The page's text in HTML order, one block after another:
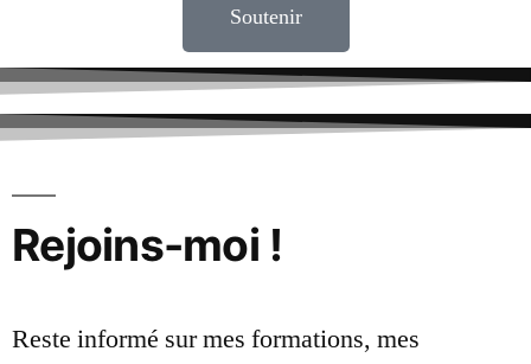
Soutenir
Rejoins-moi !
Reste informé sur mes formations, mes